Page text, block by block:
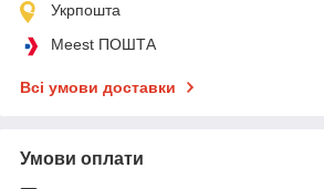
Укрпошта
Meest ПОШТА
Всі умови доставки
Умови оплати